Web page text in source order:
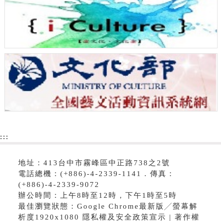
:::
地址：413台中市霧峰區中正路738之2號
電話總機：(+886)-4-2339-1141．傳真：
(+886)-4-2339-9072
辦公時間：上午8時至12時，下午1時至5時
最佳瀏覽狀態：Google Chrome最新版╱螢幕解
析度1920x1080 隱私權及安全政策宣示 | 著作權